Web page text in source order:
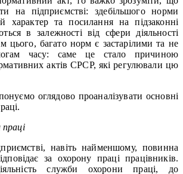
на підприємстві: здебільшого норми
характер та посилання на підзаконні
в залежності від сфери діяльності
цього, багато норм є застарілими та не
часу: саме це стало причиною
актів СРСР, які регулювали цю
оглядово проаналізувати основні
навіть найменшому, повинна
за охорону праці працівників.
служби охорони праці, до